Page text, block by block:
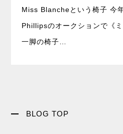
Miss Blancheという椅子 今
Phillipsのオークションで《
一脚の椅子…
BLOG TOP